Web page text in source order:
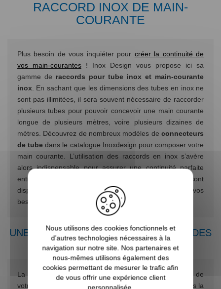
RACCORD INOX DE MAIN-
COURANTE
Plus besoin de vous inquiéter pour créer la continuité de
vos main-courantes! Inox Design vous propose ici sa
gamme de raccords pour tube inox et main-courante
inox. En sachant que les dimensions des tubes en inox ne
sont pas illimitées, il sera souvent nécessaire de raccorder
plusieurs tubes pour pouvoir concevoir une main courante
longue de plusieurs mètres, voire plusieurs dizaines de
mètres. Découvrez de nombreux modèles deconnecteurs
de tubedans le catalogue Inoxdesign pour composer votre
main courante. L’utilisation des raccords en inox s’avère
alors indispensable pour assurer une continuité parfaite
entre les tubes. Plusieurs types de raccords sont
disponibles pour configurer votre main courante selon vos
besoins.
UNE FABRICATION DE QUALITÉ POUR DES
RACCORDS SOLIDES
La qualité des raccords affecte directement la solidité de
votre main courante. Grâce à sa maîtrise reconnue dans la
Nous utilisons des cookies fonctionnels et
d’autres technologies nécessaires à la
navigation sur notre site. Nos partenaires et
nous-mêmes utilisons également des
cookies permettant de mesurer le trafic afin
de vous offrir une expérience client
personnalisée.